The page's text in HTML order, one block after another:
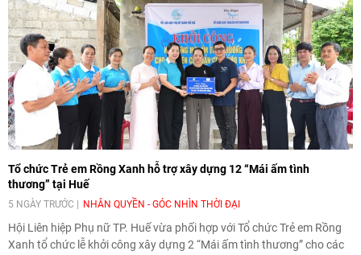
Tổ chức Trẻ em Rồng Xanh hỗ trợ xây dựng 12 “Mái ấm tình
thương” tại Huế
5 NGÀY TRƯỚC NHÂN QUYỀN - GÓC NHÌN THỜI ĐẠI
Hội Liên hiệp Phụ nữ TP. Huế vừa phối hợp với Tổ chức Trẻ em Rồng
Xanh tổ chức lễ khởi công xây dựng 2 “Mái ấm tình thương” cho các